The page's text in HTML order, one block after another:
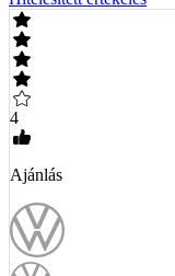
4
Ajánlás